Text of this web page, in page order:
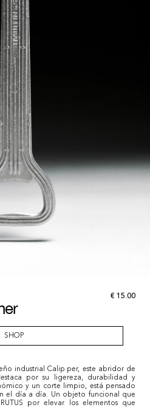
€ 15.00
SHOP
industrial Calip.per, este abridor de
por su ligereza, durabilidad y
y un corte limpio, está pensado
el día a día. Un objeto funcional que
por elevar los elementos que